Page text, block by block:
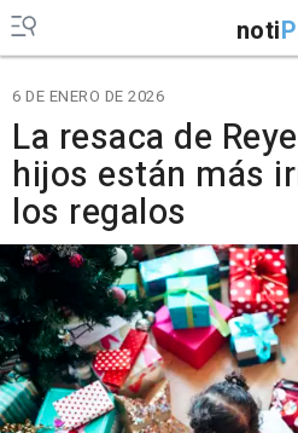
noti
6 DE ENERO DE 2026
La resaca de
hijos están más
los regalos